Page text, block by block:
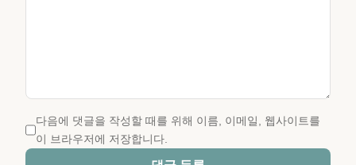
다음에 댓글을 작성할 때를 위해 이름, 이메일, 웹사이트를
이 브라우저에 저장합니다.